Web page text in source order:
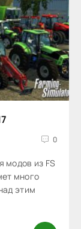
0
модов из FS
много
этим